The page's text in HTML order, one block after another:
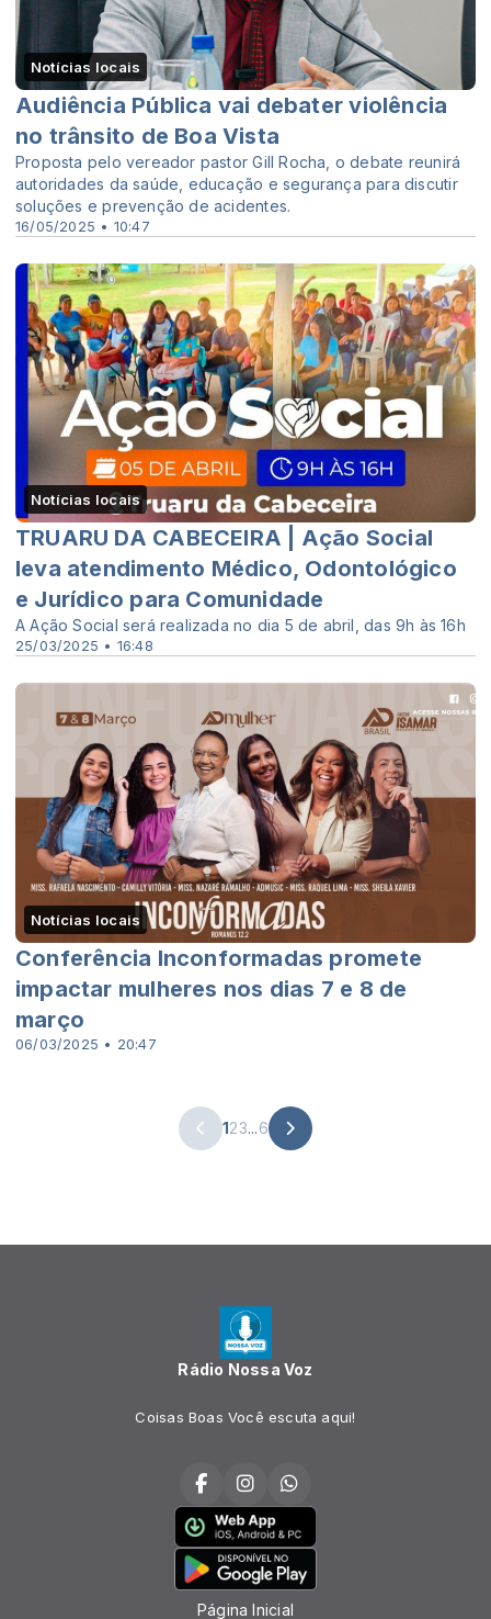
Notícias locais
16/05/2025 • 10:47
Audiência Pública vai debater violência
no trânsito de Boa Vista
Proposta pelo vereador pastor Gill Rocha, o debate reunirá
autoridades da saúde, educação e segurança para discutir
soluções e prevenção de acidentes.
Notícias locais
25/03/2025 • 16:48
TRUARU DA CABECEIRA | Ação Social
leva atendimento Médico, Odontológico
e Jurídico para Comunidade
A Ação Social será realizada no dia 5 de abril, das 9h às 16h
Notícias locais
06/03/2025 • 20:47
Conferência Inconformadas promete
impactar mulheres nos dias 7 e 8 de
março
123...6
Rádio Nossa Voz
Coisas Boas Você escuta aqui!
Página Inicial